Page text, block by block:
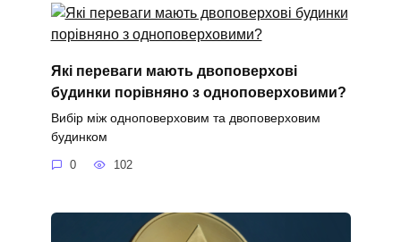
Які переваги мають двоповерхові
будинки порівняно з одноповерховими?
Вибір між одноповерховим та двоповерховим
будинком
0 102